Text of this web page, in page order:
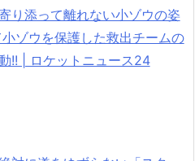
り添って離れない小ゾウの姿
ゾウを保護した救出チームの
!! | ロケットニュース24